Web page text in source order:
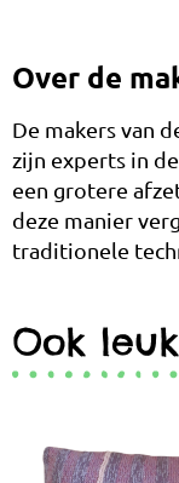
Over de
De makers van
zijn experts in
een grotere
deze manier
traditionele
Ook